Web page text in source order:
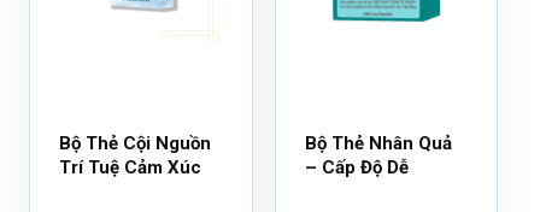
Bộ Thẻ Cội Nguồn
Trí Tuệ Cảm Xúc
Bộ Thẻ Nhân Quả
– Cấp Độ Dễ